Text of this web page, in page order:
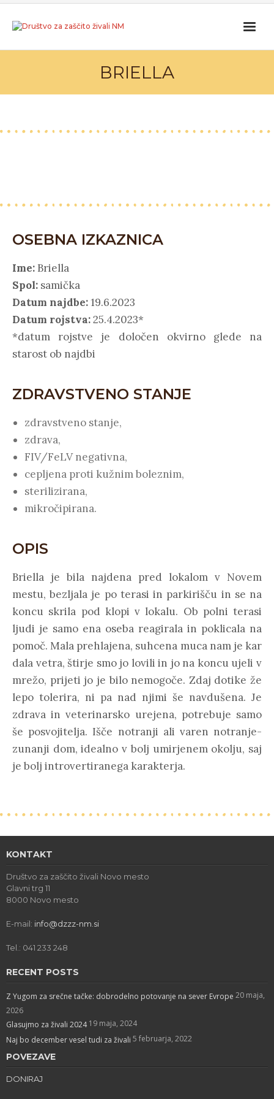
BRIELLA
OSEBNA IZKAZNICA
Ime: Briella
Spol: samička
Datum najdbe:19.6.2023
Datum rojstva:25.4.2023*
*datum rojstve je določen okvirno glede na
starost ob najdbi
ZDRAVSTVENO STANJE
zdravstveno stanje,
zdrava,
FIV/FeLV negativna,
cepljena proti kužnim boleznim,
sterilizirana,
mikročipirana.
OPIS
Briella je bila najdena pred lokalom v Novem
mestu, bezljala je po terasi in parkirišču in se na
koncu skrila pod klopi v lokalu. Ob polni terasi
ljudi je samo ena oseba reagirala in poklicala na
pomoč. Mala prehlajena, suhcena muca nam je kar
dala vetra, štirje smo jo lovili in jo na koncu ujeli v
mrežo, prijeti jo je bilo nemogoče. Zdaj dotike že
lepo tolerira, ni pa nad njimi še navdušena. Je
zdrava in veterinarsko urejena, potrebuje samo
še posvojitelja. Išče notranji ali varen notranje-
zunanji dom, idealno v bolj umirjenem okolju, saj
je bolj introvertiranega karakterja.
KONTAKT
Društvo za zaščito živali Novo mesto
Glavni trg 11
8000 Novo mesto
E-mail: info@dzzz-nm.si
Tel.: 041 233 248
RECENT POSTS
Z Yugom za srečne tačke: dobrodelno potovanje na sever Evrope 20 maja,
2026
Glasujmo za živali 2024 19 maja, 2024
Naj bo december vesel tudi za živali 5 februarja, 2022
POVEZAVE
DONIRAJ